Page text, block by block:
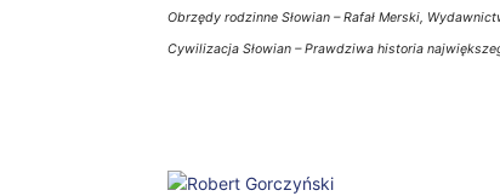
Obrzędy rodzinne Słowian – Rafał Merski,
Cywilizacja Słowian – Prawdziwa historia